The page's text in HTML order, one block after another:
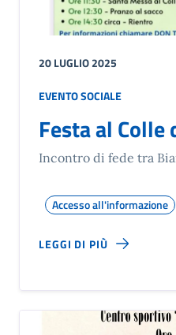
20 LUGLIO 2025
EVENTO SOCIALE
Festa al Colle
Incontro di fede tra
Accesso all'informazione
LEGGI DI PIÙ